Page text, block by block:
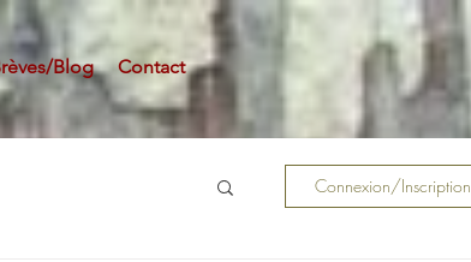
Blog Contact
Connexion/Inscription